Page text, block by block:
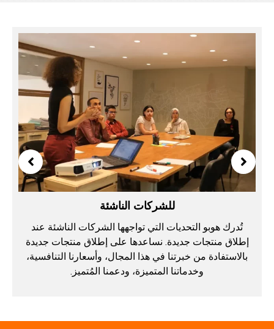
للشركات الناشئة
تُدرك هوبو التحديات التي تواجهها الشركات الناشئة عند
إطلاق منتجات جديدة. نساعدها على إطلاق منتجات جديدة
بالاستفادة من خبرتنا في هذا المجال، وأسعارنا التنافسية،
وخدماتنا المتميزة، ودعمنا المُتميز.